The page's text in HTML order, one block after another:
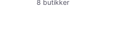
8 butikker